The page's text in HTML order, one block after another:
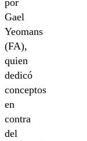
Gael
Yeomans
(FA),
quien
dedicó
conceptos
en
contra
del